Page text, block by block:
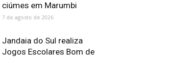
ciúmes em Marumbi
7 de agosto de 2026
Jandaia do Sul realiza
Jogos Escolares Bom de